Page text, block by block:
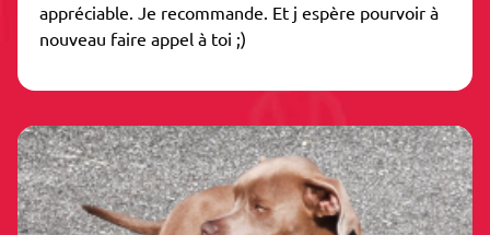
appréciable. Je recommande. Et j espère pourvoir à
nouveau faire appel à toi ;)